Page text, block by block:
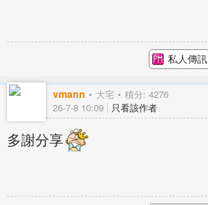
私人傳訊
vmann 大宅 積分: 4276
26-7-8 10:09 只看該作者
多謝分享